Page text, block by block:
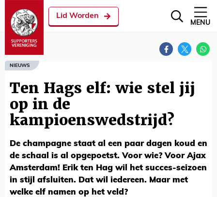
Lid Worden
MENU
NIEUWS
Ten Hags elf: wie stel jij
op in de
kampioenswedstrijd?
De champagne staat al een paar dagen koud en
de schaal is al opgepoetst. Voor wie? Voor Ajax
Amsterdam! Erik ten Hag wil het succes-seizoen
in stijl afsluiten. Dat wil iedereen. Maar met
welke elf namen op het veld?